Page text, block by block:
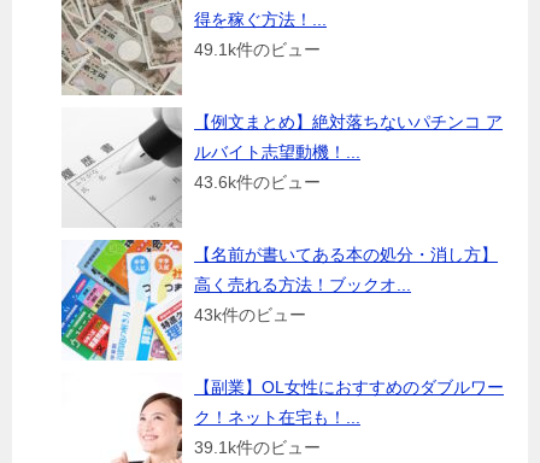
得を稼ぐ方法！...
49.1k件のビュー
【例文まとめ】絶対落ちないパチンコ ア
ルバイト志望動機！...
43.6k件のビュー
【名前が書いてある本の処分・消し方】
高く売れる方法！ブックオ...
43k件のビュー
【副業】OL女性におすすめのダブルワー
ク！ネット在宅も！...
39.1k件のビュー